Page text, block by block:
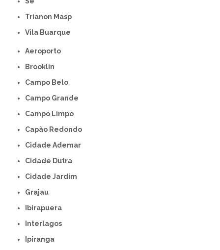
Trianon Masp
Vila Buarque
Aeroporto
Brooklin
Campo Belo
Campo Grande
Campo Limpo
Capão Redondo
Cidade Ademar
Cidade Dutra
Cidade Jardim
Grajau
Ibirapuera
Interlagos
Ipiranga